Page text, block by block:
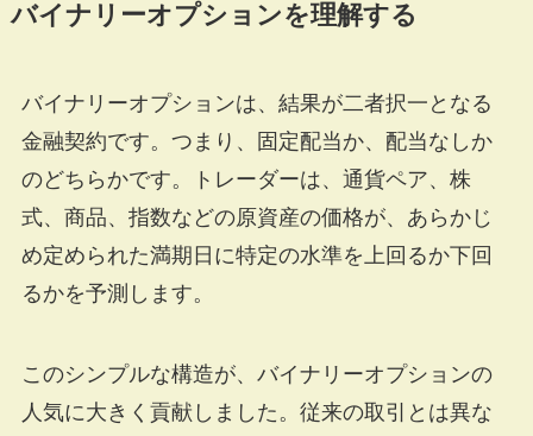
バイナリーオプションを理解する
バイナリーオプションは、結果が二者択一となる
金融契約です。つまり、固定配当か、配当なしか
のどちらかです。トレーダーは、通貨ペア、株
式、商品、指数などの原資産の価格が、あらかじ
め定められた満期日に特定の水準を上回るか下回
るかを予測します。
このシンプルな構造が、バイナリーオプションの
人気に大きく貢献しました。従来の取引とは異な